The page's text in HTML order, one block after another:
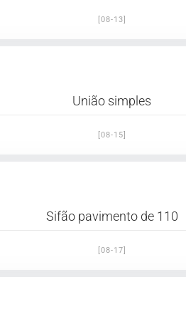
[08-13]
União simples
[08-15]
Sifão pavimento de 110
[08-17]